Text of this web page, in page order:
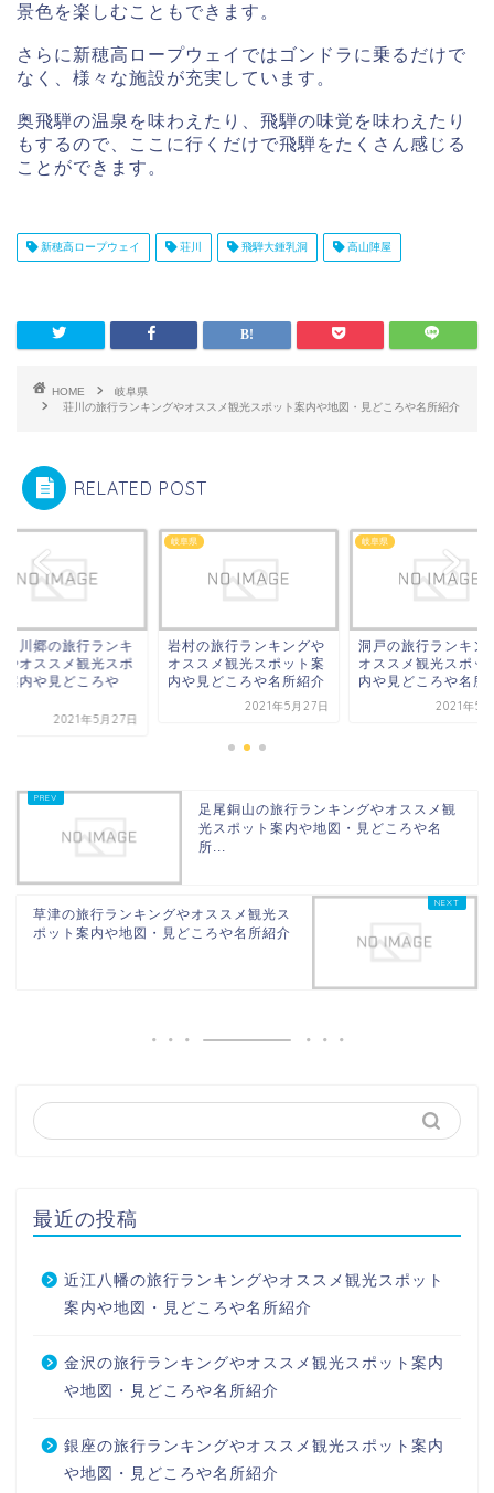
景色を楽しむこともできます。
さらに新穂高ロープウェイではゴンドラに乗るだけで
なく、様々な施設が充実しています。
奥飛騨の温泉を味わえたり、飛騨の味覚を味わえたり
もするので、ここに行くだけで飛騨をたくさん感じる
ことができます。
新穂高ロープウェイ 荘川 飛騨大鍾乳洞 高山陣屋
HOME
岐阜県
荘川の旅行ランキングやオススメ観光スポット案内や地図・見どころや名所紹介
RELATED POST
白川郷の旅行ランキ
やオススメ観光スポ
案内や見どころや
2021年5月27日
岐阜県
岩村の旅行ランキングや
オススメ観光スポット案
内や見どころや名所紹介
2021年5月27日
岐阜県
洞戸の旅行ランキン
オススメ観光スポッ
内や見どころや名所
2021年5
足尾銅山の旅行ランキングやオススメ観
光スポット案内や地図・見どころや名
所...
草津の旅行ランキングやオススメ観光ス
ポット案内や地図・見どころや名所紹介
最近の投稿
近江八幡の旅行ランキングやオススメ観光スポット
案内や地図・見どころや名所紹介
金沢の旅行ランキングやオススメ観光スポット案内
や地図・見どころや名所紹介
銀座の旅行ランキングやオススメ観光スポット案内
や地図・見どころや名所紹介